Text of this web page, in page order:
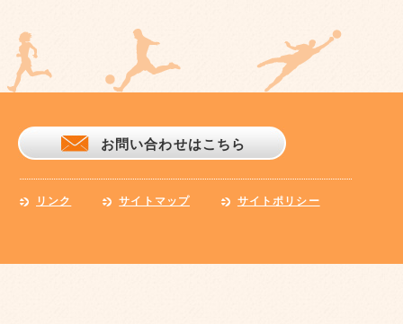
お問い合わせはこちら
リンク サイトマップ サイトポリシー